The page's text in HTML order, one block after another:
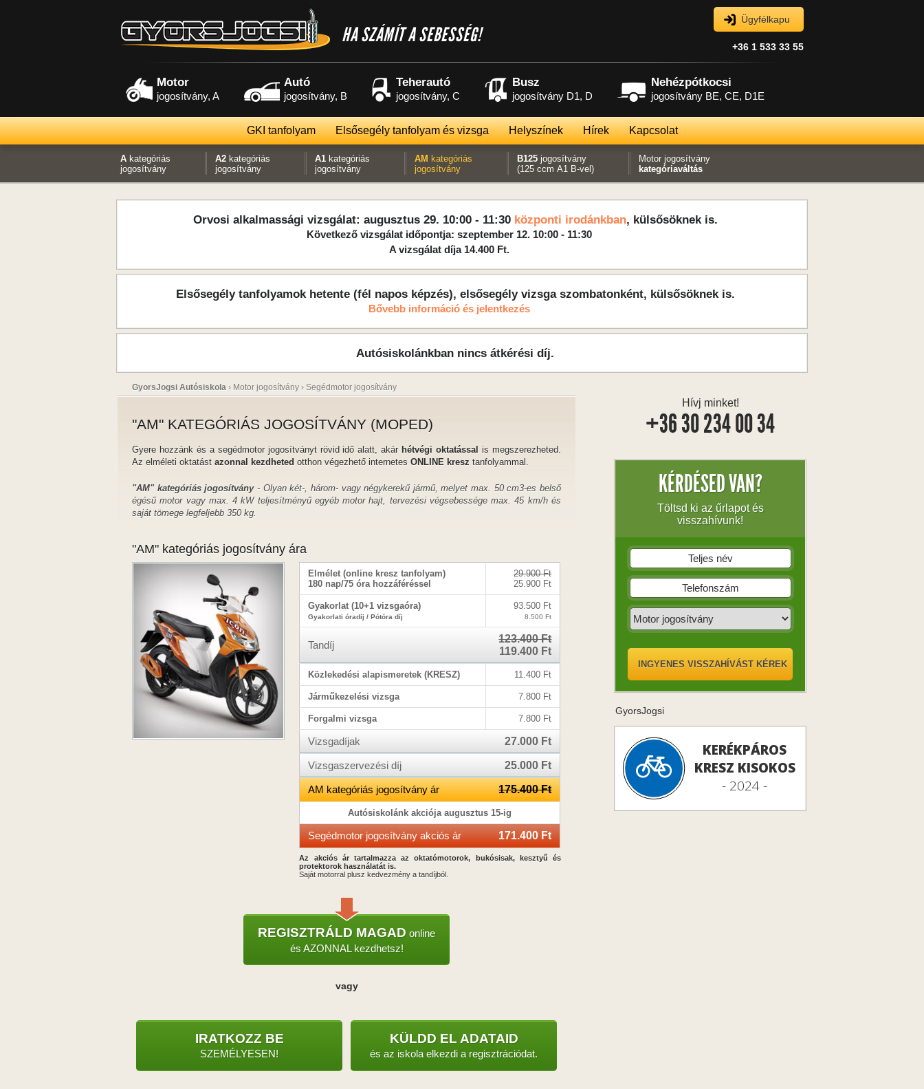
HA SZÁMÍT A SEBESSÉG! +36 1 533 33 55
Ügyfélkapu
Motor
jogosítvány, A
Autó
jogosítvány, B
Teherautó
jogosítvány, C
Busz
jogosítvány D1, D
Nehézpótkocsi
jogosítvány BE, CE, D1E
GKI tanfolyam Elsősegély tanfolyam és vizsga Helyszínek Hírek Kapcsolat
A kategóriás
jogosítvány
A2 kategóriás
jogosítvány
A1 kategóriás
jogosítvány
AM kategóriás
jogosítvány
B125 jogosítvány
(125 ccm A1 B-vel)
Motor jogosítvány
kategóriaváltás
Orvosi alkalmassági vizsgálat: augusztus 29. 10:00 - 11:30központi irodánkban, külsősöknek is.
Következő vizsgálat időpontja: szeptember 12. 10:00 - 11:30
A vizsgálat díja 14.400 Ft.
Elsősegély tanfolyamok hetente (fél napos képzés), elsősegély vizsga szombatonként, külsősöknek is.
Bővebb információ és jelentkezés
Autósiskolánkban nincs átkérési díj.
GyorsJogsi Autósiskola › Motor jogosítvány › Segédmotor jogosítvány
"AM" KATEGÓRIÁS JOGOSÍTVÁNY (MOPED)
Gyere hozzánk és a segédmotor jogosítványt rövid idő alatt, akár hétvégi oktatással is megszerezheted.
Az elméleti oktatást azonnal kezdheted otthon végezhető internetes ONLINE kresz tanfolyammal.
"AM" kategóriás jogosítvány- Olyan két-, három- vagy négykerekű jármű, melyet max. 50 cm3-es belső
égésű motor vagy max. 4 kW teljesítményű egyéb motor hajt, tervezési végsebessége max. 45 km/h és
saját tömege legfeljebb 350 kg.
"AM" kategóriás jogosítvány ára
Elmélet (online kresz tanfolyam)
180 nap/75 óra hozzáféréssel
29.900 Ft
25.900 Ft
Gyakorlat (10+1 vizsgaóra)
Gyakorlati óradíj / Pótóra díj
93.500 Ft
8.500 Ft
Tandíj
123.400 Ft
119.400 Ft
Közlekedési alapismeretek (KRESZ) 11.400 Ft
Járműkezelési vizsga 7.800 Ft
Forgalmi vizsga 7.800 Ft
Vizsgadíjak 27.000 Ft
Vizsgaszervezési díj 25.000 Ft
AM kategóriás jogosítvány ár 175.400 Ft
Autósiskolánk akciója augusztus 15-ig
Segédmotor jogosítvány akciós ár 171.400 Ft
Az akciós ár tartalmazza az oktatómotorok, bukósisak, kesztyű és
protektorok használatát is.
Saját motorral plusz kedvezmény a tandíjból.
REGISZTRÁLD MAGAD online
és AZONNAL kezdhetsz!
vagy
IRATKOZZ BE
SZEMÉLYESEN!
KÜLDD EL ADATAID
és az iskola elkezdi a regisztrációdat.
Hívj minket!
+36 30 234 00 34
KÉRDÉSED VAN?
Töltsd ki az űrlapot és
visszahívunk!
GyorsJogsi
KERÉKPÁROS
KRESZ KISOKOS
- 2024 -